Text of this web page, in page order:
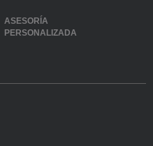
ASESORÍA
PERSONALIZADA